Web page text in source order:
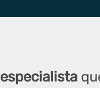
especialista